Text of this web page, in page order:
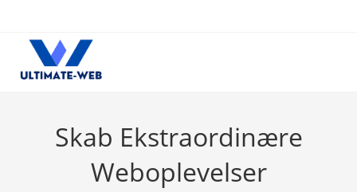
content
Skab Ekstraordinære
Weboplevelser